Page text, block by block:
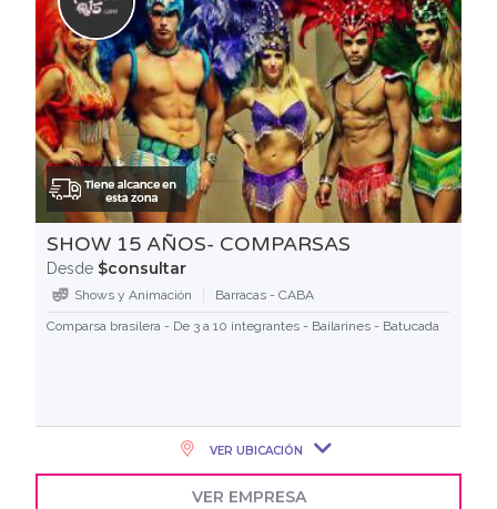
SHOW 15 AÑOS- COMPARSAS
Desde $consultar
Shows y Animación
Barracas - CABA
Comparsa brasilera - De 3 a 10 integrantes - Bailarines - Batucada
VER UBICACIÓN
VER EMPRESA